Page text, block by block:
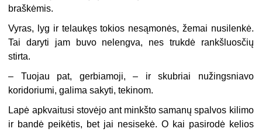
braškėmis.
Vyras, lyg ir telaukęs tokios nesąmonės, žemai nusilenkė.
Tai daryti jam buvo nelengva, nes trukdė rankšluosčių
stirta.
– Tuojau pat, gerbiamoji, – ir skubriai nužingsniavo
koridoriumi, galima sakyti, tekinom.
Lapė apkvaitusi stovėjo ant minkšto samanų spalvos kilimo
ir bandė peikėtis, bet jai nesisekė. O kai pasirodė kelios